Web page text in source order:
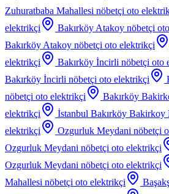
Zuhuratbaba Mahallesi nöbetçi oto
elektrikçi
Bakırköy Atakoy nöbetçi
Bakırköy Atakoy nöbetçi oto elektrikçi
elektrikçi
Bakırköy İncirli nöbetçi oto
Bakırköy İncirli nöbetçi oto elektrikçi
nöbetçi oto elektrikçi
Bakırköy
elektrikçi
İstanbul Bakırköy Bakirkoy
elektrikçi
Ozgurluk Meydani nöbetçi
Ozgurluk Meydani nöbetçi oto elektrikçi
Ozgurluk Meydani nöbetçi oto elektrikçi
Mahallesi nöbetçi oto elektrikçi